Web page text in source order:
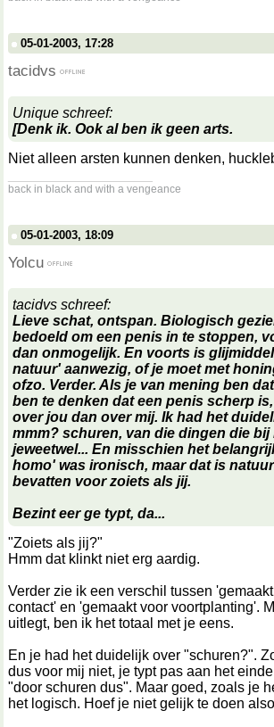
05-01-2003, 17:28
tacidvs
Unique schreef:
[Denk ik. Ook al ben ik geen arts.
Niet alleen arsten kunnen denken,
back in black and with a vengeance
05-01-2003, 18:09
Yolcu
tacidvs schreef:
Lieve schat, ontspan. Biologisch
bedoeld om een penis in te stoppen,
dan onmogelijk. En voorts is
natuur' aanwezig, of je moet met
ofzo. Verder. Als je van mening ben
ben te denken dat een penis scherp
over jou dan over mij. Ik had het
mmm? schuren, van die dingen die bij
jeweetwel... En misschien het
homo' was ironisch, maar dat is
bevatten voor zoiets als jij.
Bezint eer ge typt, da...
"Zoiets als jij?"
Hmm dat klinkt niet erg aardig.
Verder zie ik een verschil tussen
contact' en 'gemaakt voor voortplanting'.
uitlegt, ben ik het totaal met je eens.
En je had het duidelijk over "schuren?".
dus voor mij niet, je typt pas aan het
"door schuren dus". Maar goed, zoals je
het logisch. Hoef je niet gelijk te doen